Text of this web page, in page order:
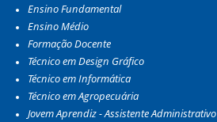
Ensino Fundamental
Ensino Médio
Formação Docente
Técnico em Design Gráfico
Técnico em Informática
Técnico em Agropecuária
Jovem Aprendiz - Assistente Administrativo